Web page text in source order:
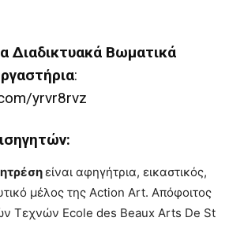
Διαδικτυακά Βωματικά
:
yrvr8rvz
είναι αφηγήτρια, εικαστικός,
μέλος της Action Art. Απόφοιτος
Τεχνών Ecole des Beaux Arts De St